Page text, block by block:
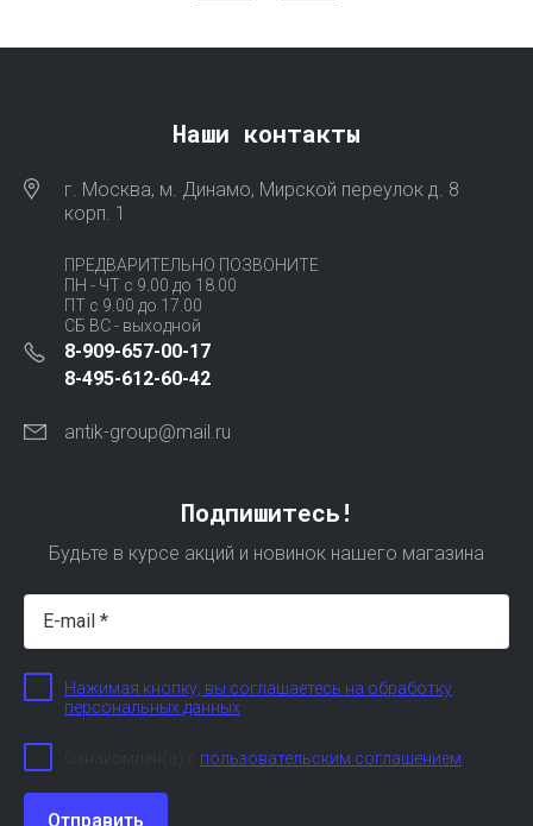
Наши контакты
г. Москва, м. Динамо, Мирской переулок д. 8
корп. 1
ПРЕДВАРИТЕЛЬНО ПОЗВОНИТЕ
ПН - ЧТ с 9.00 до 18.00
ПТ с 9.00 до 17.00
СБ ВС - выходной
8-909-657-00-17
8-495-612-60-42
antik-group@mail.ru
Подпишитесь!
Будьте в курсе акций и новинок нашего магазина
Нажимая кнопку, вы соглашаетесь на обработку
персональных данных
пользовательским соглашением
Отправить